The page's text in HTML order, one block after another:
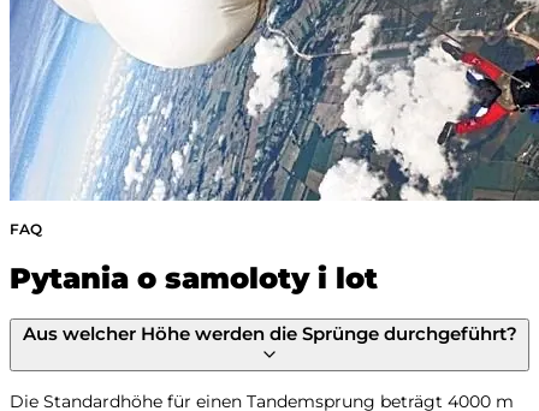
FAQ
Pytania o samoloty i lot
Aus welcher Höhe werden die Sprünge durchgeführt?
Die Standardhöhe für einen Tandemsprung beträgt 4000 m